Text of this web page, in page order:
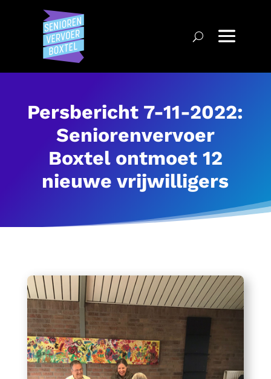
Persbericht 7-11-2022:
Seniorenvervoer
Boxtel ontmoet 12
nieuwe vrijwilligers